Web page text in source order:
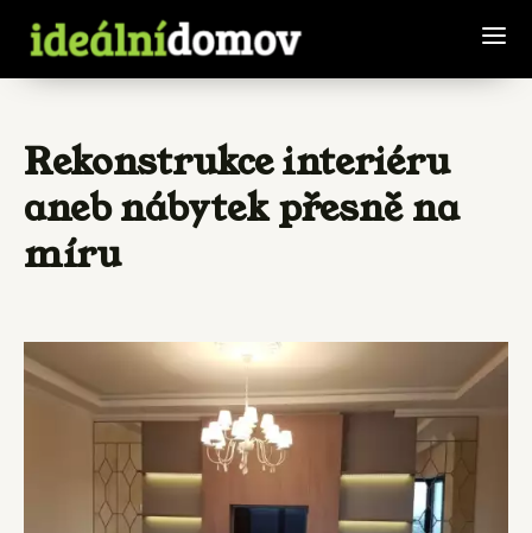
Rekonstrukce interiéru
aneb nábytek přesně na
míru